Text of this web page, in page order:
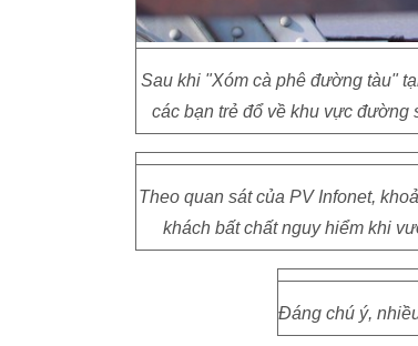
Sau khi "Xóm cà phê đường tàu"
các bạn trẻ đổ về khu vực đường
Theo quan sát của PV Infonet,
khách bất chất nguy hiểm khi
Đáng chú ý,